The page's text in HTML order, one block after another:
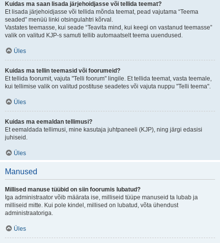
Kuidas ma saan lisada järjehoidjasse või tellida teemat?
Et lisada järjehoidjasse või tellida mõnda teemat, pead vajutama “Teema
seaded” menüü linki otsingulahtri kõrval.
Vastates teemasse, kui seade “Teavita mind, kui keegi on vastanud teemasse”
valik on valitud KJP-s samuti tellib automaatselt teema uuendused.
Üles
Kuidas ma tellin teemasid või foorumeid?
Et tellida foorumit, vajuta "Telli foorum" lingile. Et tellida teemat, vasta teemale,
kui tellimise valik on valitud postituse seadetes või vajuta nuppu "Telli teema".
Üles
Kuidas ma eemaldan tellimusi?
Et eemaldada tellimusi, mine kasutaja juhtpaneeli (KJP), ning järgi edasisi
juhiseid.
Üles
Manused
Millised manuse tüübid on siin foorumis lubatud?
Iga administraator võib määrata ise, milliseid tüüpe manuseid ta lubab ja
milliseid mitte. Kui pole kindel, millised on lubatud, võta ühendust
administraatoriga.
Üles